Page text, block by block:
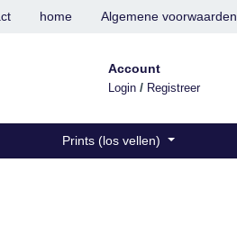
home Algemene voorwaarden
Account
Login / Registreer
Prints (los vellen)